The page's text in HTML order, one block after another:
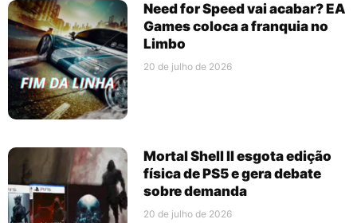
Need for Speed vai acabar? EA
Games coloca a franquia no
Limbo
20 de julho de 2026
Mortal Shell II esgota edição
física de PS5 e gera debate
sobre demanda
20 de julho de 2026